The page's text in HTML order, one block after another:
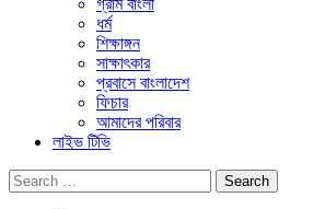
গ্রাম বাংলা
ধর্ম
শিক্ষাঙ্গন
সাক্ষাৎকার
প্রবাসে বাংলাদেশ
ফিচার
আমাদের পরিবার
লাইভ টিভি